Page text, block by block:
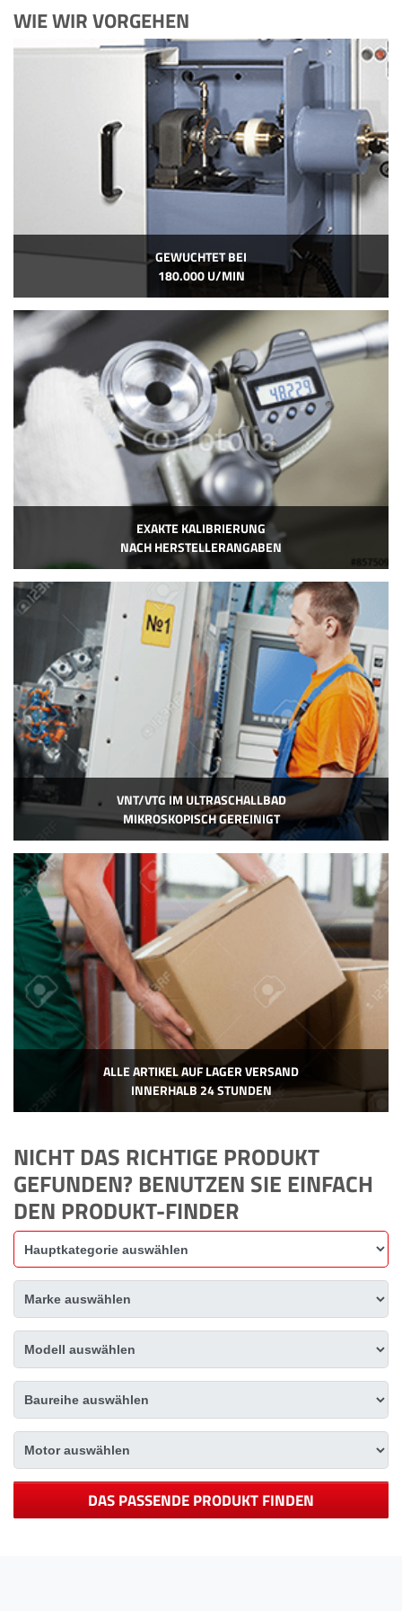
WIE WIR VORGEHEN
GEWUCHTET BEI
180.000 U/MIN
EXAKTE KALIBRIERUNG
NACH HERSTELLERANGABEN
VNT/VTG IM ULTRASCHALLBAD
MIKROSKOPISCH GEREINIGT
ALLE ARTIKEL AUF LAGER VERSAND
INNERHALB 24 STUNDEN
NICHT DAS RICHTIGE PRODUKT
GEFUNDEN? BENUTZEN SIE EINFACH
DEN PRODUKT-FINDER
DAS PASSENDE PRODUKT FINDEN